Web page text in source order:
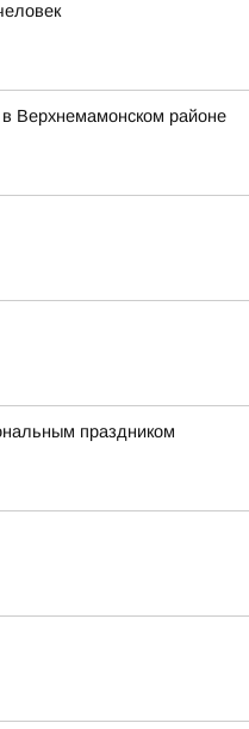
Верхнемамонском районе
праздником